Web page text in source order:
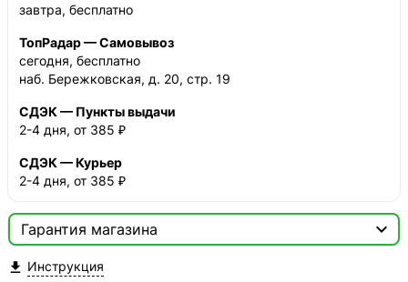
завтра, бесплатно
ТопРадар — Самовывоз
сегодня, бесплатно
наб. Бережковская, д. 20, стр. 19
СДЭК — Пункты выдачи
2-4 дня, от 385 ₽
СДЭК — Курьер
2-4 дня, от 385 ₽
Гарантия магазина


Сертификат
 Инструкция